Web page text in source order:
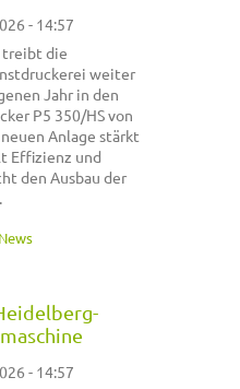
- 14:57
treibt die
weiter
Jahr in den
P5 350/HS von
Anlage stärkt
Effizienz und
den Ausbau der
- 14:57